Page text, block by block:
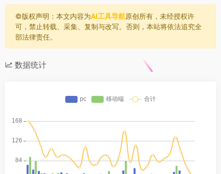
©️版权声明：本文内容为AI工具导航原创所有，未经授权许
可，禁止转载、采集、复制与改写。否则，本站将依法追究全
部法律责任。
数据统计